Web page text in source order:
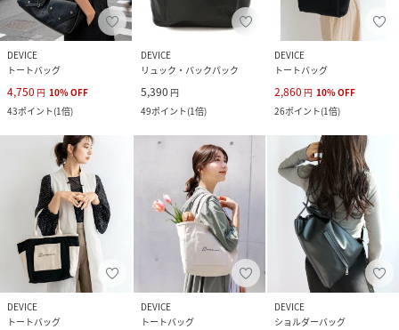
DEVICE
トートバッグ
4,750 円 10%OFF
43ポイント(1倍)
DEVICE
リュック・バックパック
5,390 円
49ポイント(1倍)
DEVICE
トートバッグ
2,860 円 10%OFF
26ポイント(1倍)
DEVICE
トートバッグ
DEVICE
トートバッグ
DEVICE
ショルダーバッグ